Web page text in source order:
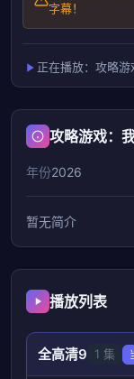
字幕！
正在播放：攻略
攻略游戏：
年份2026
暂无简介
播放列表
全高清9 1 集